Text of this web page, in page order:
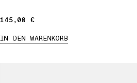
145,00 €
145,00 €
IN DEN WARENKORB